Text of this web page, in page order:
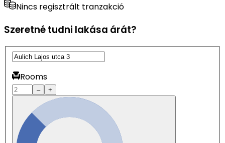
Nincs regisztrált tranzakció
Szeretné tudni lakása árát?
Rooms
– +